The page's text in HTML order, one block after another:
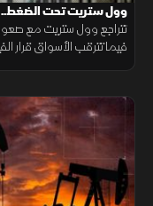
وول ستريت تحت الضغط..
تتراجع وول ستريت مع صعود
فيما تترقب الأسواق قرار